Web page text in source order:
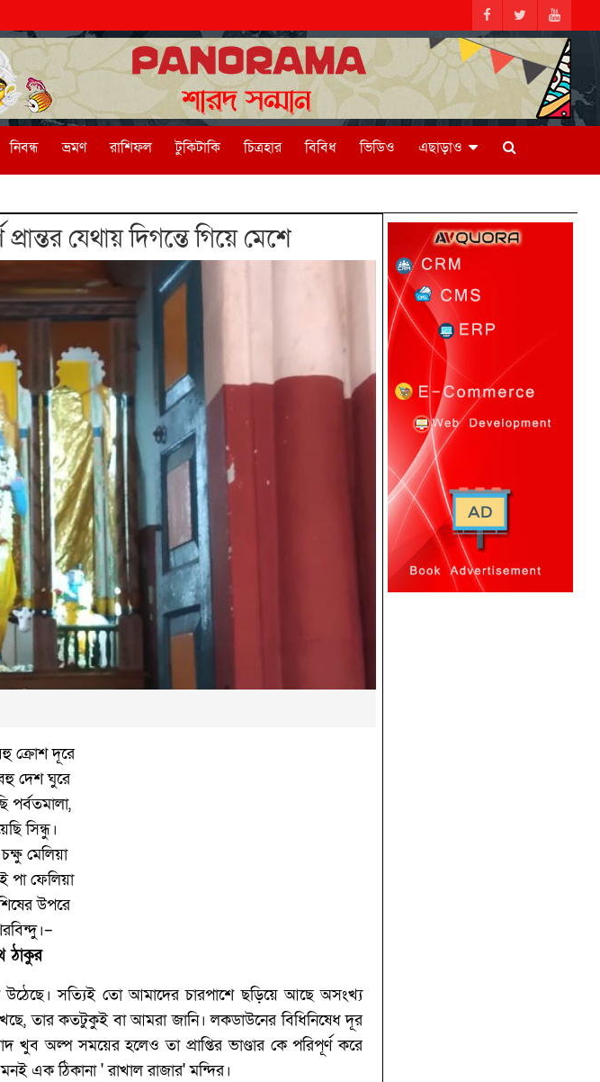
নিবন্ধ ভ্রমণ রাশিফল টুকিটাকি চিত্রহার বিবিধ ভিডিও এছাড়াও
যেথায় দিগন্তে গিয়ে মেশে
ক্রোশ দূরে
দেশ ঘুরে
পর্বতমালা,
সিন্ধু।
মেলিয়া
পা ফেলিয়া
উপরে
ঠাকুর
সত্যিই তো আমাদের চারপাশে ছড়িয়ে আছে অসংখ্য
তার কতটুকুই বা আমরা জানি। লকডাউনের বিধিনিষেধ দূর
খুব অল্প সময়ের হলেও তা প্রাপ্তির ভাণ্ডার কে পরিপূর্ণ করে
এক ঠিকানা ' রাখাল রাজার' মন্দির।